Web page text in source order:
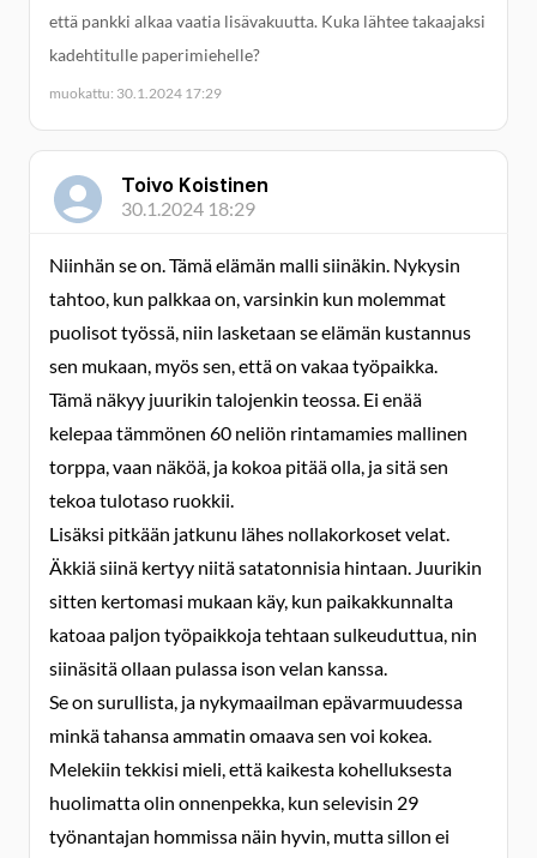
että pankki alkaa vaatia lisävakuutta. Kuka lähtee takaajaksi
kadehtitulle paperimiehelle?
muokattu: 30.1.2024 17:29
Toivo Koistinen
30.1.2024 18:29
Niinhän se on. Tämä elämän malli siinäkin. Nykysin
tahtoo, kun palkkaa on, varsinkin kun molemmat
puolisot työssä, niin lasketaan se elämän kustannus
sen mukaan, myös sen, että on vakaa työpaikka.
Tämä näkyy juurikin talojenkin teossa. Ei enää
kelepaa tämmönen 60 neliön rintamamies mallinen
torppa, vaan näköä, ja kokoa pitää olla, ja sitä sen
tekoa tulotaso ruokkii.
Lisäksi pitkään jatkunu lähes nollakorkoset velat.
Äkkiä siinä kertyy niitä satatonnisia hintaan. Juurikin
sitten kertomasi mukaan käy, kun paikakkunnalta
katoaa paljon työpaikkoja tehtaan sulkeuduttua, nin
siinäsitä ollaan pulassa ison velan kanssa.
Se on surullista, ja nykymaailman epävarmuudessa
minkä tahansa ammatin omaava sen voi kokea.
Melekiin tekkisi mieli, että kaikesta kohelluksesta
huolimatta olin onnenpekka, kun selevisin 29
työnantajan hommissa näin hyvin, mutta sillon ei